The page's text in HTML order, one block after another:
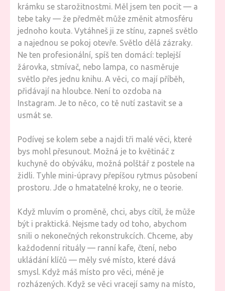
krámku se starožitnostmi. Měl jsem ten pocit — a
tebe taky — že předmět může změnit atmosféru
jednoho kouta. Vytáhneš ji ze stínu, zapneš světlo
a najednou se pokoj otevře. Světlo dělá zázraky.
Ne ten profesionální, spíš ten domácí: teplejší
žárovka, stmívač, nebo lampa, co nasměruje
světlo přes jednu knihu. A věci, co mají příběh,
přidávají na hloubce. Není to ozdoba na
Instagram. Je to něco, co tě nutí zastavit se a
usmát se.
Podívej se kolem sebe a najdi tři malé věci, které
bys mohl přesunout. Možná je to květináč z
kuchyně do obýváku, možná polštář z postele na
židli. Tyhle mini-úpravy přepíšou rytmus působení
prostoru. Jde o hmatatelné kroky, ne o teorie.
Když mluvím o proměně, chci, abys cítil, že může
být i praktická. Nejsme tady od toho, abychom
snili o nekonečných rekonstrukcích. Chceme, aby
každodenní rituály — ranní kafe, čtení, nebo
ukládání klíčů — měly své místo, které dává
smysl. Když máš místo pro věci, méně je
rozházených. Když se věci vracejí samy na místo,